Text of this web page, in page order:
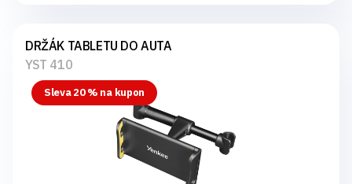
DRŽÁK TABLETU DO AUTA
YST 410
Sleva 20 % na kupon